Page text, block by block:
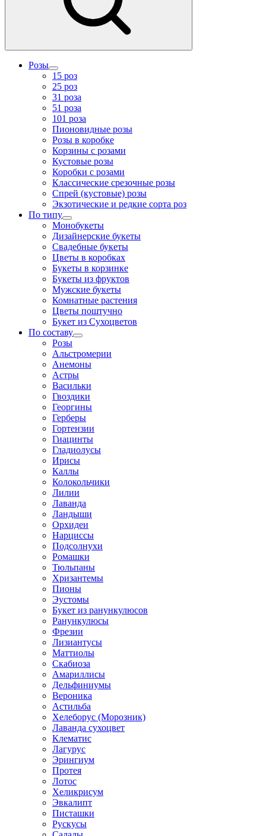
Розы
15 роз
25 роз
31 роза
51 роза
101 роза
Пионовидные розы
Розы в коробке
Корзины с розами
Кустовые розы
Коробки с розами
Классические срезочные розы
Спрей (кустовые) розы
Экзотические и редкие сорта роз
По типу
Монобукеты
Дизайнерские букеты
Свадебные букеты
Цветы в коробках
Букеты в корзинке
Букеты из фруктов
Мужские букеты
Комнатные растения
Цветы поштучно
Букет из Сухоцветов
По составу
Розы
Альстромерии
Анемоны
Астры
Васильки
Гвоздики
Георгины
Герберы
Гортензии
Гиацинты
Гладиолусы
Ирисы
Каллы
Колокольчики
Лилии
Лаванда
Ландыши
Орхидеи
Нарциссы
Подсолнухи
Ромашки
Тюльпаны
Хризантемы
Пионы
Эустомы
Букет из ранункулюсов
Ранункулюсы
Фрезии
Лизиантусы
Маттиолы
Скабиоза
Амариллисы
Дельфиниумы
Вероника
Астильба
Хелеборус (Морозник)
Лаванда сухоцвет
Клематис
Лагурус
Эрингиум
Протея
Лотос
Хеликрисум
Эвкалипт
Писташки
Рускусы